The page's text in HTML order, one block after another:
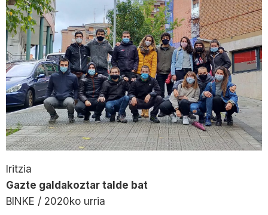
Iritzia
Gazte galdakoztar talde bat
BINKE / 2020ko urria